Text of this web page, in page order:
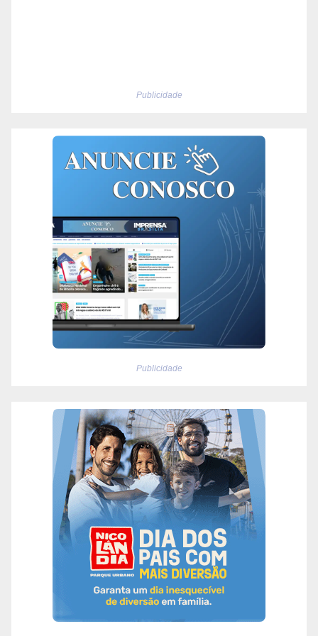
Publicidade
Publicidade